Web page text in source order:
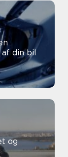
din bil
og